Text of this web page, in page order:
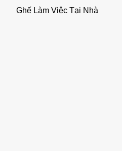
Ghế Làm Việc Tại Nhà